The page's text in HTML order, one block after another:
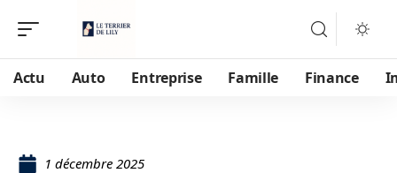
Actu Auto Entreprise Famille Finance
1 décembre 2025